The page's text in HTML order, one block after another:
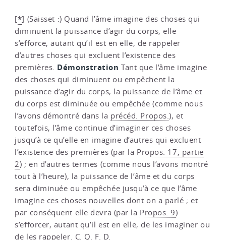
[*] (Saisset :) Quand l’âme imagine des choses qui
diminuent la puissance d’agir du corps, elle
s’efforce, autant qu’il est en elle, de rappeler
d’autres choses qui excluent l’existence des
premières. Démonstration Tant que l’âme imagine
des choses qui diminuent ou empêchent la
puissance d’agir du corps, la puissance de l’âme et
du corps est diminuée ou empêchée (comme nous
l’avons démontré dans la précéd. Propos.), et
toutefois, l’âme continue d’imaginer ces choses
jusqu’à ce qu’elle en imagine d’autres qui excluent
l’existence des premières (par la Propos. 17, partie
2) ; en d’autres termes (comme nous l’avons montré
tout à l’heure), la puissance de l’âme et du corps
sera diminuée ou empêchée jusqu’à ce que l’âme
imagine ces choses nouvelles dont on a parlé ; et
par conséquent elle devra (par la Propos. 9)
s’efforcer, autant qu’il est en elle, de les imaginer ou
de les rappeler. C. Q. F. D.